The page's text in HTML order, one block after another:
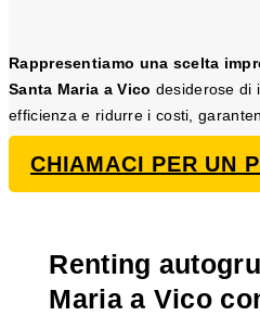
Rappresentiamo una scelta
Santa Maria a Vico desiderose di
efficienza e ridurre i costi,
ogni necessità legata al
CHIAMACI PER UN
Renting
Maria a Vico